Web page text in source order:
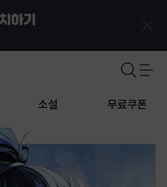
소설 무료쿠폰